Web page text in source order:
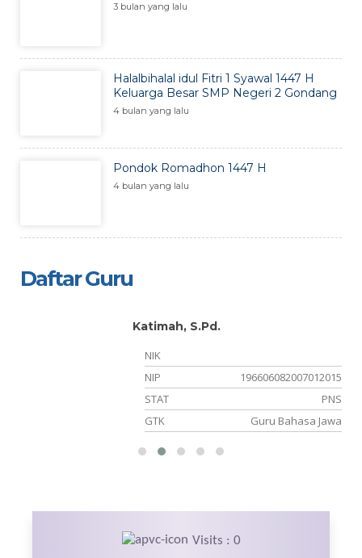
3 bulan yang lalu
Halalbihalal idul Fitri 1 Syawal 1447 H
Keluarga Besar SMP Negeri 2 Gondang
4 bulan yang lalu
Pondok Romadhon 1447 H
4 bulan yang lalu
Daftar Guru
Katimah, S.Pd.
NIK
NIP
196606082007012015
STAT
PNS
GTK
Guru Bahasa Jawa
Visits : 0